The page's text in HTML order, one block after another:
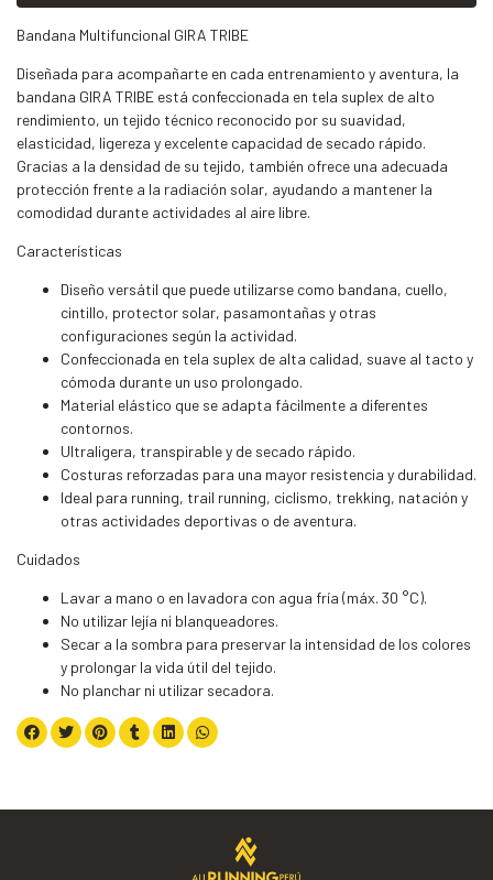
Bandana Multifuncional GIRA TRIBE
Diseñada para acompañarte en cada entrenamiento y aventura, la
bandana GIRA TRIBE está confeccionada en tela suplex de alto
rendimiento, un tejido técnico reconocido por su suavidad,
elasticidad, ligereza y excelente capacidad de secado rápido.
Gracias a la densidad de su tejido, también ofrece una adecuada
protección frente a la radiación solar, ayudando a mantener la
comodidad durante actividades al aire libre.
Características
Diseño versátil que puede utilizarse como bandana, cuello,
cintillo, protector solar, pasamontañas y otras
configuraciones según la actividad.
Confeccionada en tela suplex de alta calidad, suave al tacto y
cómoda durante un uso prolongado.
Material elástico que se adapta fácilmente a diferentes
contornos.
Ultraligera, transpirable y de secado rápido.
Costuras reforzadas para una mayor resistencia y durabilidad.
Ideal para running, trail running, ciclismo, trekking, natación y
otras actividades deportivas o de aventura.
Cuidados
Lavar a mano o en lavadora con agua fría (máx. 30 °C).
No utilizar lejía ni blanqueadores.
Secar a la sombra para preservar la intensidad de los colores
y prolongar la vida útil del tejido.
No planchar ni utilizar secadora.